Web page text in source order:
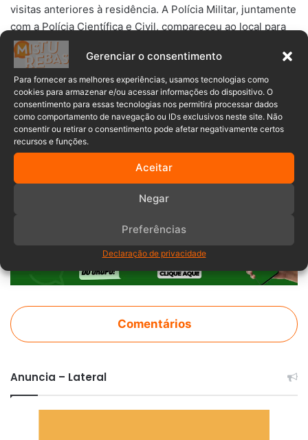
Gerenciar o consentimento
Para fornecer as melhores experiências, usamos tecnologias como
cookies para armazenar e/ou acessar informações do dispositivo. O
consentimento para essas tecnologias nos permitirá processar dados
como comportamento de navegação ou IDs exclusivos neste site. Não
consentir ou retirar o consentimento pode afetar negativamente certos
recursos e funções.
Aceitar
Negar
Preferências
Declaração de privacidade
visitas anteriores à residência. A Polícia Militar, juntamente
com a Polícia Científica e Civil, compareceu ao local para
coletar evidências e realizar investigações.
As guarnições efetuaram buscas pela região, mas até o
momento do envio do relatório policial, o suspeito ainda
não havia sido localizado.
Rio do Sul
Comentários
Anuncia – Lateral